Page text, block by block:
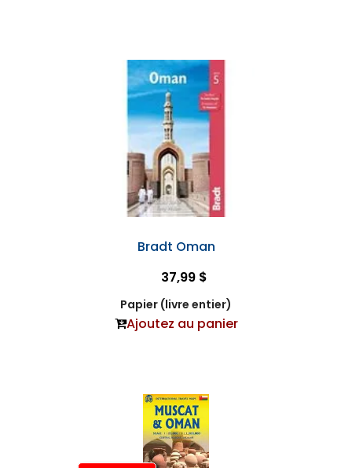
Bradt Oman
37,99 $
Papier (livre entier)
Ajoutez au panier